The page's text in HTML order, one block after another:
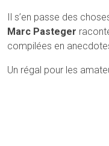
Il s’en passe des
Marc Pasteger
compilées en
Un régal pour les